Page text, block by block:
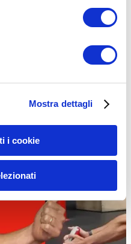
Mostra dettagli
i cookie